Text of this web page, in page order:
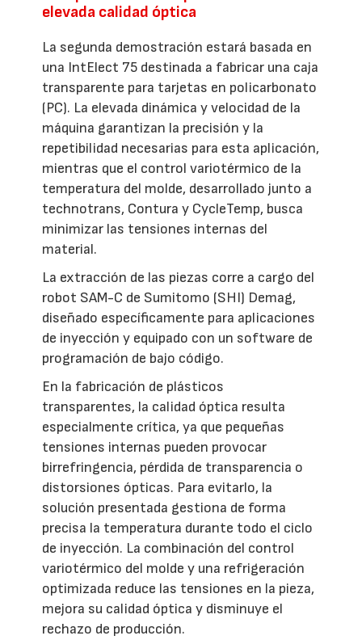
elevada calidad óptica
La segunda demostración estará basada en
una IntElect 75 destinada a fabricar una caja
transparente para tarjetas en policarbonato
(PC). La elevada dinámica y velocidad de la
máquina garantizan la precisión y la
repetibilidad necesarias para esta aplicación,
mientras que el control variotérmico de la
temperatura del molde, desarrollado junto a
technotrans, Contura y CycleTemp, busca
minimizar las tensiones internas del
material.
La extracción de las piezas corre a cargo del
robot SAM-C de Sumitomo (SHI) Demag,
diseñado específicamente para aplicaciones
de inyección y equipado con un software de
programación de bajo código.
En la fabricación de plásticos
transparentes, la calidad óptica resulta
especialmente crítica, ya que pequeñas
tensiones internas pueden provocar
birrefringencia, pérdida de transparencia o
distorsiones ópticas. Para evitarlo, la
solución presentada gestiona de forma
precisa la temperatura durante todo el ciclo
de inyección. La combinación del control
variotérmico del molde y una refrigeración
optimizada reduce las tensiones en la pieza,
mejora su calidad óptica y disminuye el
rechazo de producción.